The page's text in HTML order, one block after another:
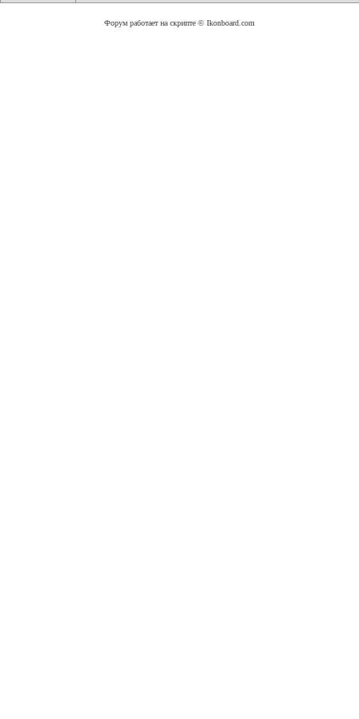
Форум работает на скрипте © Ikonboard.com